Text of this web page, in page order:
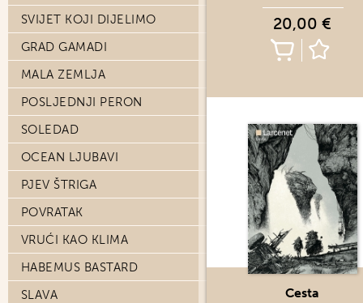
SVIJET KOJI DIJELIMO
GRAD GAMADI
MALA ZEMLJA
POSLJEDNJI PERON
SOLEDAD
OCEAN LJUBAVI
PJEV ŠTRIGA
POVRATAK
VRUĆI KAO KLIMA
HABEMUS BASTARD
SLAVA
20,00 €
Cesta